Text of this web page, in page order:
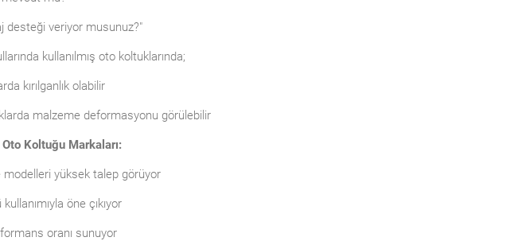
desteği veriyor musunuz?"
kullanılmış oto koltuklarında;
kırılganlık olabilir
malzeme deformasyonu görülebilir
Koltuğu Markaları:
modelleri yüksek talep görüyor
öne çıkıyor
oranı sunuyor